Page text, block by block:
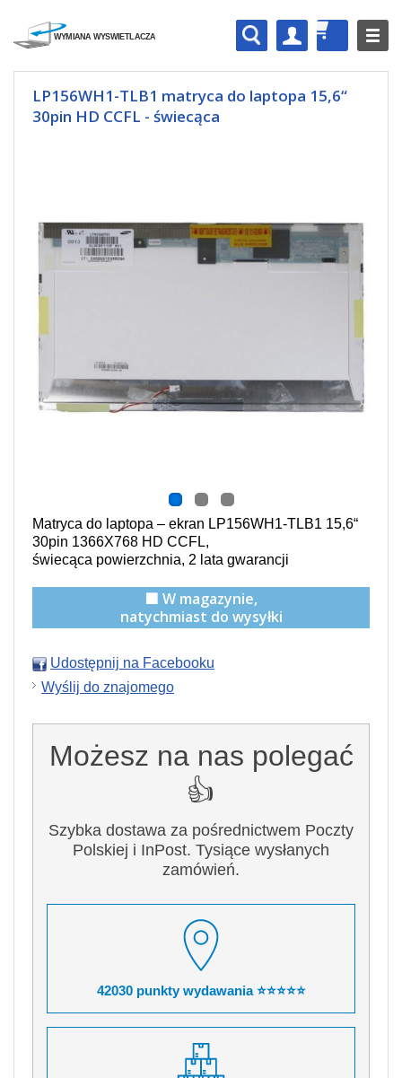
LP156WH1-TLB1 matryca do laptopa 15,6“
30pin HD CCFL - świecąca
Matryca do laptopa – ekran LP156WH1-TLB1 15,6“
30pin 1366X768 HD CCFL,
świecąca powierzchnia, 2 lata gwarancji
🟩 W magazynie,
natychmiast do wysyłki
Udostępnij na Facebooku
Wyślij do znajomego
Możesz na nas polegać
👍
Szybka dostawa za pośrednictwem Poczty
Polskiej i InPost. Tysiące wysłanych
zamówień.
42030 punkty wydawania ⭐⭐⭐⭐⭐